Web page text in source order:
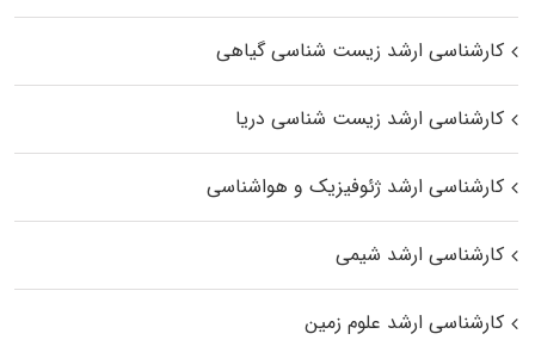
کارشناسی ارشد زیست‌ شناسی گیاهی
کارشناسی ارشد زیست‌ شناسی دریا
کارشناسی ارشد ژئوفیزیک و هواشناسی
کارشناسی ارشد شیمی
کارشناسی ارشد علوم زمین